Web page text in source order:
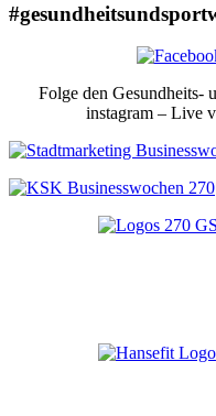
Folge den Gesundheits-
instagram – Live